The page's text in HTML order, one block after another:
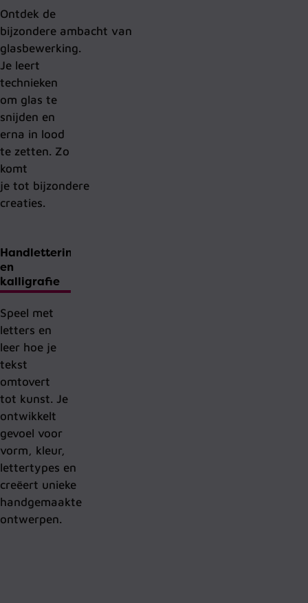
Ontdek de
bijzondere ambacht van
glasbewerking.
Je leert
technieken
om glas te
snijden en
erna in lood
te zetten. Zo
komt
je tot bijzondere
creaties.
Handlettering
en
kalligrafie
Speel met
letters en
leer hoe je
tekst
omtovert
tot kunst. Je
ontwikkelt
gevoel voor
vorm, kleur,
lettertypes en
creëert unieke
handgemaakte
ontwerpen.